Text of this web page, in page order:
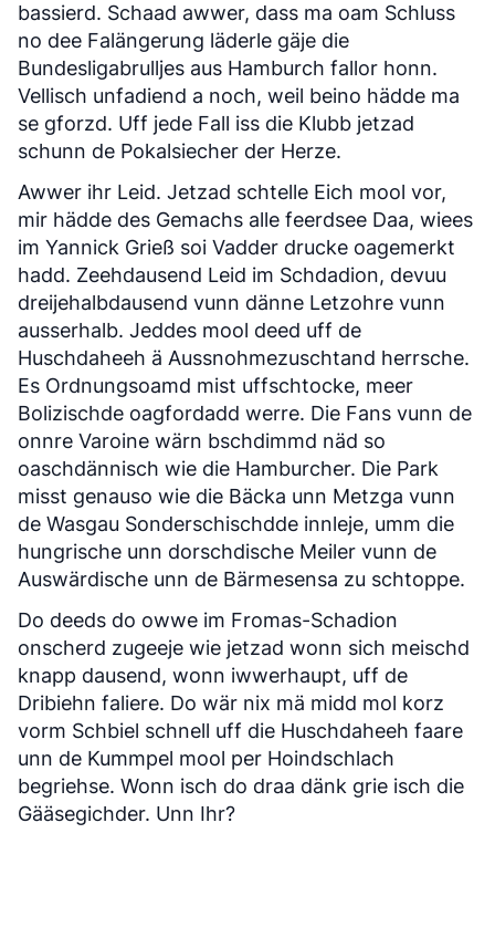
bassierd. Schaad awwer, dass ma oam Schluss
no dee Falängerung läderle gäje die
Bundesligabrulljes aus Hamburch fallor honn.
Vellisch unfadiend a noch, weil beino hädde ma
se gforzd. Uff jede Fall iss die Klubb jetzad
schunn de Pokalsiecher der Herze.
Awwer ihr Leid. Jetzad schtelle Eich mool vor,
mir hädde des Gemachs alle feerdsee Daa, wiees
im Yannick Grieß soi Vadder drucke oagemerkt
hadd. Zeehdausend Leid im Schdadion, devuu
dreijehalbdausend vunn dänne Letzohre vunn
ausserhalb. Jeddes mool deed uff de
Huschdaheeh ä Aussnohmezuschtand herrsche.
Es Ordnungsoamd mist uffschtocke, meer
Bolizischde oagfordadd werre. Die Fans vunn de
onnre Varoine wärn bschdimmd näd so
oaschdännisch wie die Hamburcher. Die Park
misst genauso wie die Bäcka unn Metzga vunn
de Wasgau Sonderschischdde innleje, umm die
hungrische unn dorschdische Meiler vunn de
Auswärdische unn de Bärmesensa zu schtoppe.
Do deeds do owwe im Fromas-Schadion
onscherd zugeeje wie jetzad wonn sich meischd
knapp dausend, wonn iwwerhaupt, uff de
Dribiehn faliere. Do wär nix mä midd mol korz
vorm Schbiel schnell uff die Huschdaheeh faare
unn de Kummpel mool per Hoindschlach
begriehse. Wonn isch do draa dänk grie isch die
Gääsegichder. Unn Ihr?